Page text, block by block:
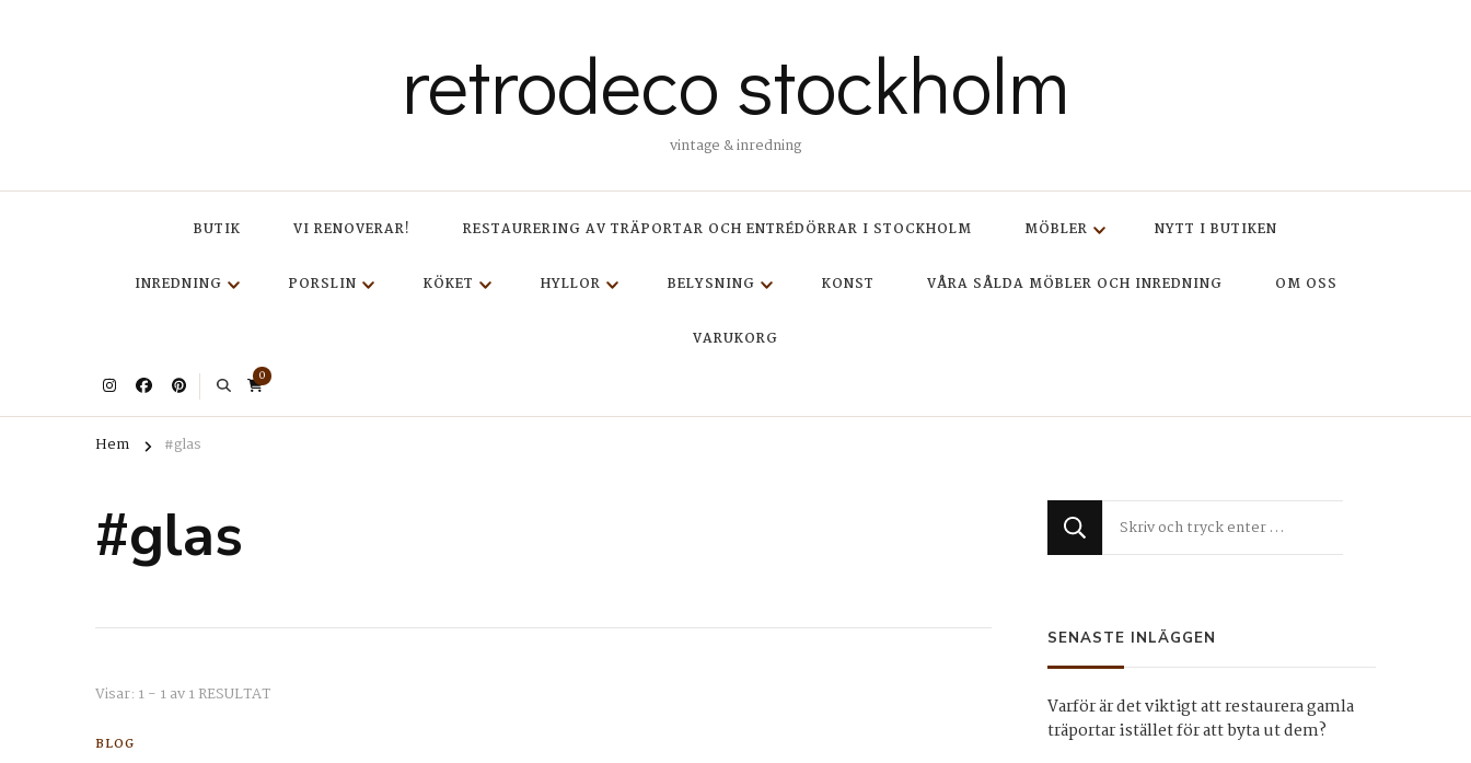
retrodeco stockholm
vintage & inredning
BUTIK VI RENOVERAR! RESTAURERING AV TRÄPORTAR OCH ENTRÉDÖRRAR I STOCKHOLM MÖBLER NYTT I BUTIKEN
INREDNING PORSLIN KÖKET HYLLOR BELYSNING KONST VÅRA SÅLDA MÖBLER OCH INREDNING OM OSS
VARUKORG
0
Hem #glas
#glas
Visar: 1 - 1 av 1 RESULTAT
BLOG
Letar
SENASTE INLÄGGEN
Varför är det viktigt att restaurera gamla
träportar istället för att byta ut dem?